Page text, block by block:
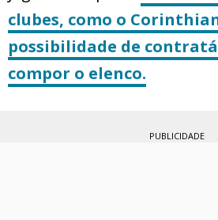
clubes, como o
possibilidade de
compor o elenco.
PUBLICIDADE